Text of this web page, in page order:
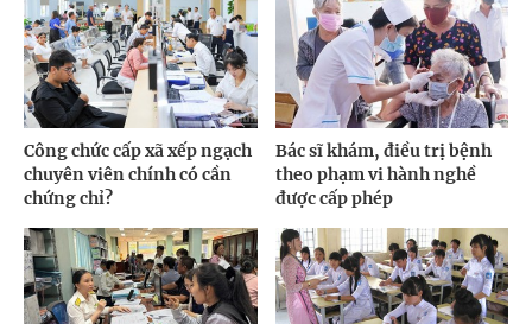
Công chức cấp xã xếp ngạch
chuyên viên chính có cần
chứng chỉ?
Bác sĩ khám, điều trị bệnh
theo phạm vi hành nghề
được cấp phép